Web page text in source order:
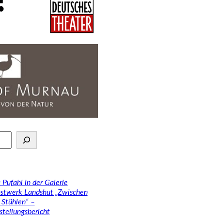
Pufahl in der Galerie
Landshut „Zwischen
–